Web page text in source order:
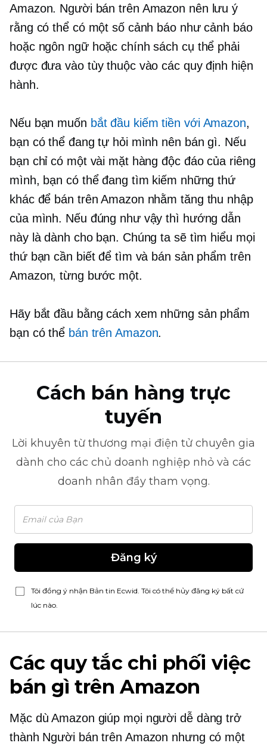
Amazon. Người bán trên Amazon nên lưu ý
rằng có thể có một số cảnh báo như cảnh báo
hoặc ngôn ngữ hoặc chính sách cụ thể phải
được đưa vào tùy thuộc vào các quy định hiện
hành.
Nếu bạn muốn bắt đầu kiếm tiền với Amazon,
bạn có thể đang tự hỏi mình nên bán gì. Nếu
bạn chỉ có một vài mặt hàng độc đáo của riêng
mình, bạn có thể đang tìm kiếm những thứ
khác để bán trên Amazon nhằm tăng thu nhập
của mình. Nếu đúng như vậy thì hướng dẫn
này là dành cho bạn. Chúng ta sẽ tìm hiểu mọi
thứ bạn cần biết để tìm và bán sản phẩm trên
Amazon, từng bước một.
Hãy bắt đầu bằng cách xem những sản phẩm
bạn có thể bán trên Amazon.
Cách bán hàng trực
tuyến
Lời khuyên từ thương mại điện tử chuyên gia
dành cho các chủ doanh nghiệp nhỏ và các
doanh nhân đầy tham vọng.
Đăng ký
Tôi đồng ý nhận Bản tin Ecwid. Tôi có thể hủy đăng ký bất cứ
lúc nào.
Các quy tắc chi phối việc
bán gì trên Amazon
Mặc dù Amazon giúp mọi người dễ dàng trở
thành Người bán trên Amazon nhưng có một